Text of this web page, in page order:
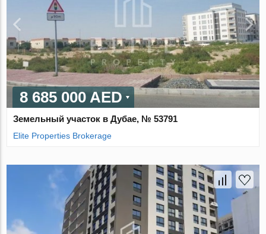
8 685 000 AED
Земельный участок в Дубае, № 53791
Elite Properties Brokerage